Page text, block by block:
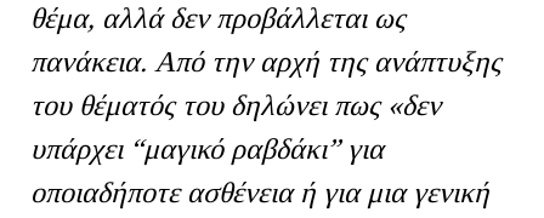
θέμα, αλλά δεν προβάλλεται ως
πανάκεια. Από την αρχή της ανάπτυξης
του θέματός του δηλώνει πως «δεν
υπάρχει “μαγικό ραβδάκι” για
οποιαδήποτε ασθένεια ή για μια γενική